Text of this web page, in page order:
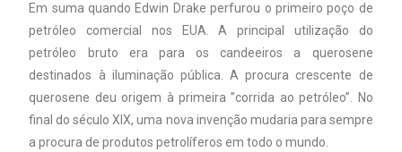
Em suma quando Edwin Drake perfurou o primeiro poço de
petróleo comercial nos EUA. A principal utilização do
petróleo bruto era para os candeeiros a querosene
destinados à iluminação pública. A procura crescente de
querosene deu origem à primeira ”corrida ao petróleo”. No
final do século XIX, uma nova invenção mudaria para sempre
a procura de produtos petrolíferos em todo o mundo.